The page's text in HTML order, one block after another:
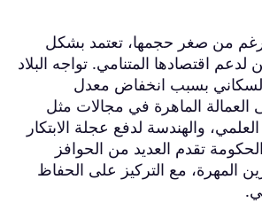
من صغر حجمها، تعتمد بشكل
لدعم اقتصادها المتنامي. تواجه البلاد
بسبب انخفاض معدل
العمالة الماهرة في مجالات مثل
العلمي، والهندسة لدفع عجلة الابتكار
تقدم العديد من الحوافز
المهرة، مع التركيز على الحفاظ